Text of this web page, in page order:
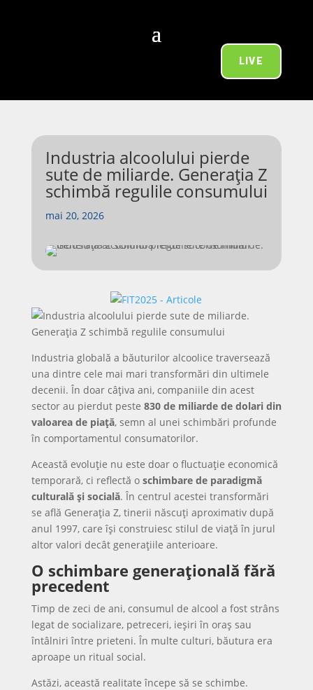
LIVE
Industria alcoolului pierde
sute de miliarde. Generația Z
schimbă regulile consumului
mai 20, 2026
Industria globală a băuturilor alcoolice traversează
una dintre cele mai mari transformări din ultimele
decenii. În doar câțiva ani, companiile din acest
sector au pierdut peste 830 de miliarde de dolari din
valoarea de piață, semn al unei schimbări profunde
în comportamentul consumatorilor.
Această evoluție nu este doar o fluctuație economică
temporară, ci reflectă o schimbare de paradigmă
culturală și socială. În centrul acestei transformări
se află Generația Z, tinerii născuți aproximativ după
anul 1997, care își construiesc stilul de viață în jurul
altor valori decât generațiile anterioare.
O schimbare generațională fără
precedent
Timp de zeci de ani, consumul de alcool a fost strâns
legat de socializare, petreceri, ieșiri în oraș sau
întâlniri între prieteni. În multe culturi, băutura era
aproape un ritual social.
Astăzi, această realitate începe să se schimbe.